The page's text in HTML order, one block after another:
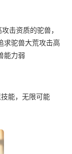
击资质的驼兽，
求驼兽大荒攻击高
能力弱
能，无限可能